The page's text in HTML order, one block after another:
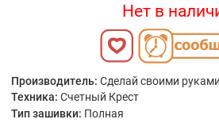
Нет в
Производитель: Сделай своими
Техника: Счетный Крест
Тип зашивки: Полная